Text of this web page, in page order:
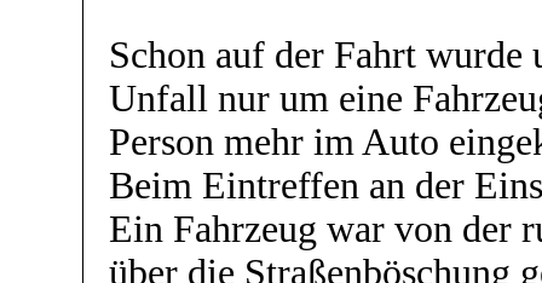
Schon auf der Fahrt wurde
Unfall nur um eine
Person mehr im Auto
Beim Eintreffen an der
Ein Fahrzeug war von der
über die Straßenböschung